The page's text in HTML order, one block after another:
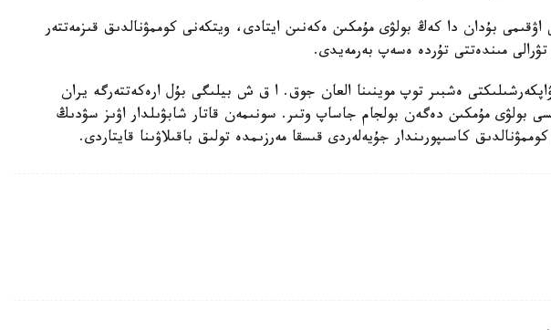
اۋقىمى بۇدان دا كەڭ بولۋى مۇمكىن ەكەنىن ايتادى، ويتكەنى كوممۋنالدىق قىزمەتتەر
تۋرالى مىندەتتى تۇردە ەسەپ بەرمەيدى.
ەشبىر توپ موينىنا العان جوق. ا ق ش بيلىگى بۇل ارەكەتتەرگە يران
بولۋى مۇمكىن دەگەن بولجام جاساپ وتىر. سونىمەن قاتار شابۋىلدار اۋىز سۋدىڭ
كاسىپورىندار جۇيەلەردى قىسقا مەرزىمدە تولىق باقىلاۋىنا قايتاردى.